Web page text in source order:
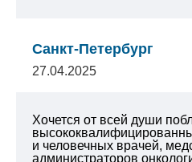
Санкт-Петербург
27.04.2025
Хочется от всей души
и человечных врачей,
администраторов